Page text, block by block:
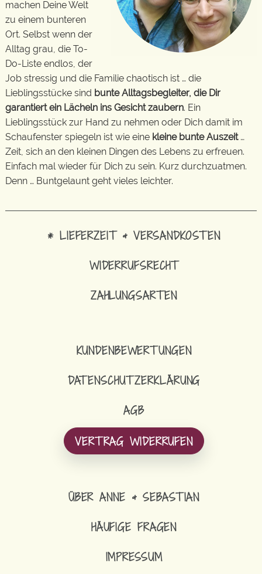
machen Deine Welt
zu einem bunteren
Ort. Selbst wenn der
Alltag grau, die To-
Do-Liste endlos, der
Job stressig und die Familie chaotisch ist … die
Lieblingsstücke sind bunte Alltagsbegleiter, die Dir
garantiert ein Lächeln ins Gesicht zaubern. Ein
Lieblingsstück zur Hand zu nehmen oder Dich damit im
Schaufenster spiegeln ist wie eine kleine bunte Auszeit…
Zeit, sich an den kleinen Dingen des Lebens zu erfreuen.
Einfach mal wieder für Dich zu sein. Kurz durchzuatmen.
Denn … Buntgelaunt geht vieles leichter.
* LIEFERZEIT & VERSANDKOSTEN
WIDERRUFSRECHT
ZAHLUNGSARTEN
KUNDENBEWERTUNGEN
DATENSCHUTZERKLÄRUNG
AGB
VERTRAG WIDERRUFEN
ÜBER ANNE & SEBASTIAN
HÄUFIGE FRAGEN
IMPRESSUM